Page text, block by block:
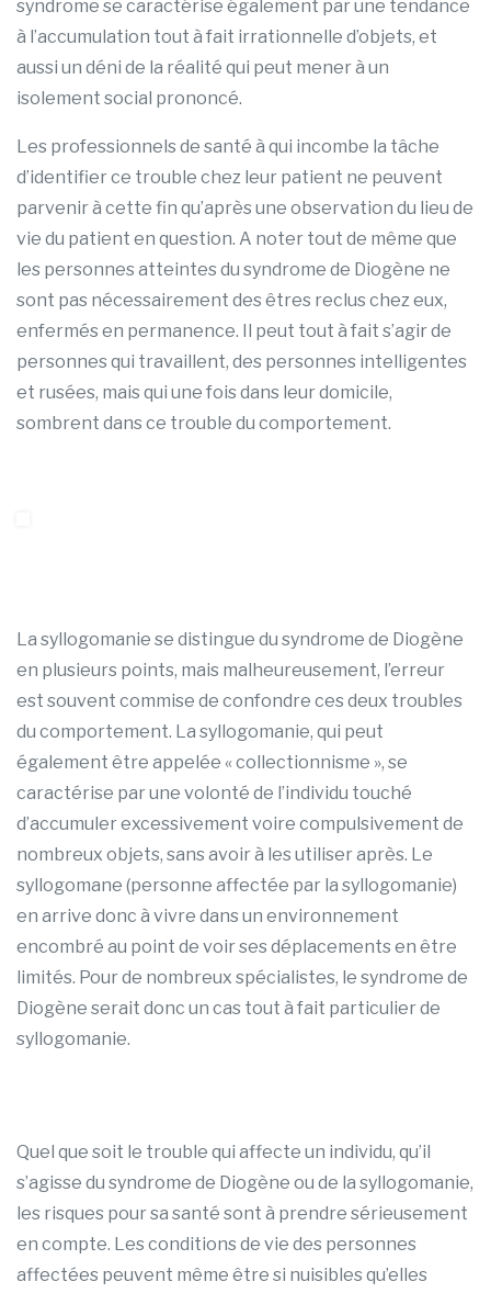
syndrome se caractérise également par une tendance
à l’accumulation tout à fait irrationnelle d’objets, et
aussi un déni de la réalité qui peut mener à un
isolement social prononcé.
Les professionnels de santé à qui incombe la tâche
d’identifier ce trouble chez leur patient ne peuvent
parvenir à cette fin qu’après une observation du lieu de
vie du patient en question. A noter tout de même que
les personnes atteintes du syndrome de Diogène ne
sont pas nécessairement des êtres reclus chez eux,
enfermés en permanence. Il peut tout à fait s’agir de
personnes qui travaillent, des personnes intelligentes
et rusées, mais qui une fois dans leur domicile,
sombrent dans ce trouble du comportement.
La syllogomanie se distingue du syndrome de Diogène
en plusieurs points, mais malheureusement, l’erreur
est souvent commise de confondre ces deux troubles
du comportement. La syllogomanie, qui peut
également être appelée « collectionnisme », se
caractérise par une volonté de l’individu touché
d’accumuler excessivement voire compulsivement de
nombreux objets, sans avoir à les utiliser après. Le
syllogomane (personne affectée par la syllogomanie)
en arrive donc à vivre dans un environnement
encombré au point de voir ses déplacements en être
limités. Pour de nombreux spécialistes, le syndrome de
Diogène serait donc un cas tout à fait particulier de
syllogomanie.
Quel que soit le trouble qui affecte un individu, qu’il
s’agisse du syndrome de Diogène ou de la syllogomanie,
les risques pour sa santé sont à prendre sérieusement
en compte. Les conditions de vie des personnes
affectées peuvent même être si nuisibles qu’elles